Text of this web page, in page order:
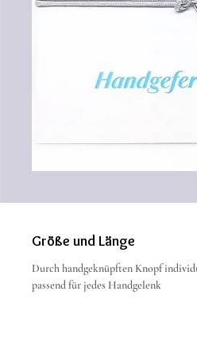
Größe und Länge
Durch handgeknüpften Knopf
passend für jedes Handgelenk